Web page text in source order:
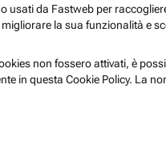
usati da Fastweb per
la sua funzionalità e
non fossero attivati, è
in questa Cookie Policy. La